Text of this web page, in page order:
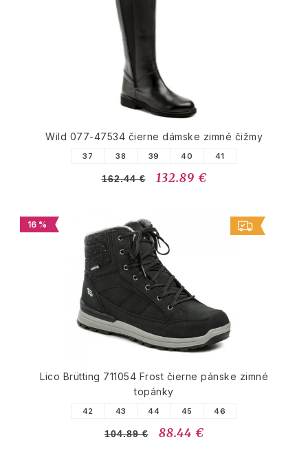
Wild 077-47534 čierne dámske zimné čižmy
37 38 39 40 41
162.44 € 132.89 €
16 %
Lico Brütting 711054 Frost čierne pánske zimné
topánky
42 43 44 45 46
104.89 € 88.44 €